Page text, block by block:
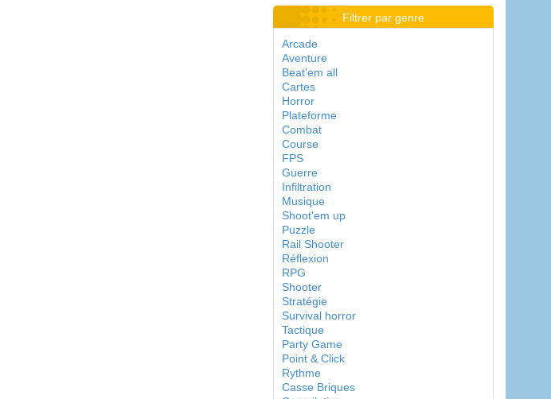
Filtrer par genre
Arcade
Aventure
Beat'em all
Cartes
Horror
Plateforme
Combat
Course
FPS
Guerre
Infiltration
Musique
Shoot'em up
Puzzle
Rail Shooter
Réflexion
RPG
Shooter
Stratégie
Survival horror
Tactique
Party Game
Point & Click
Rythme
Casse Briques